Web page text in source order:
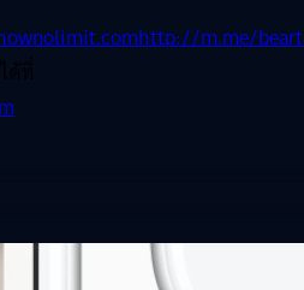
http://m.me/
ด้ที่